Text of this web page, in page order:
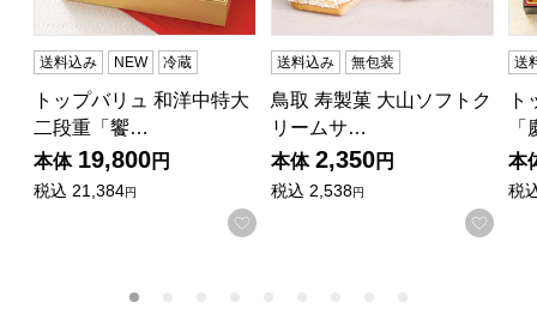
送料込み NEW 冷蔵
トップバリュ 和洋中特大
二段重「饗…
本体 19,800円
税込 21,384円
お気に入りに登録する
送料込み 無包装
鳥取 寿製菓 大山ソフトク
リームサ…
本体 2,350円
税込 2,538円
お気
送
本
税